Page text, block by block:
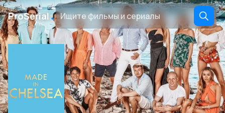
ProSerial․